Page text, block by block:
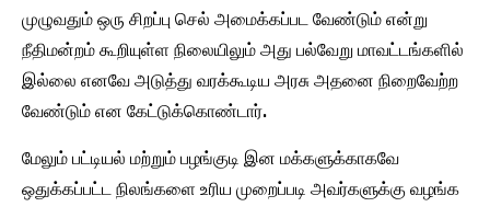
முழுவதும் ஒரு சிறப்பு செல் அமைக்கப்பட வேண்டும் என்று
நீதிமன்றம் கூறியுள்ள நிலையிலும் அது பல்வேறு மாவட்டங்களில்
இல்லை எனவே அடுத்து வரக்கூடிய அரசு அதனை நிறைவேற்ற
வேண்டும் என கேட்டுக்கொண்டார்.
மேலும் பட்டியல் மற்றும் பழங்குடி இன மக்களுக்காகவே
ஒதுக்கப்பட்ட நிலங்களை உரிய முறைப்படி அவர்களுக்கு வழங்க